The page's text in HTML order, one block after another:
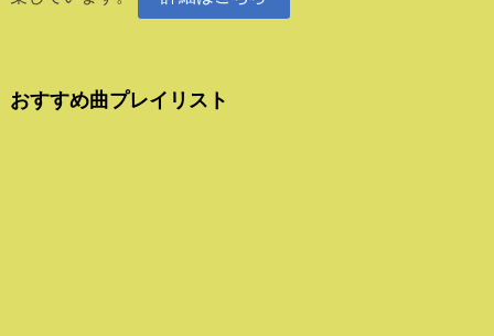
おすすめ曲プレイリスト